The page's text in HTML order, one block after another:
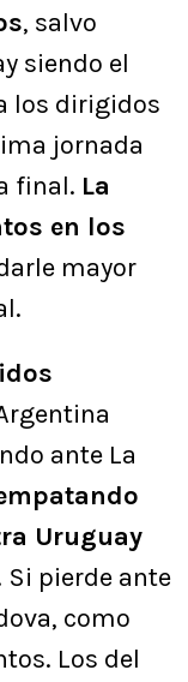
, salvo
siendo el
los dirigidos
jornada
final. La
en los
mayor
ante La
Uruguay
Si pierde ante
como
Los del